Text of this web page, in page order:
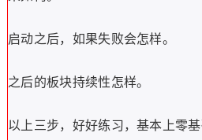
启动之后，如果失败会怎样。
之后的板块持续性怎样。
以上三步，好好练习，基本上零